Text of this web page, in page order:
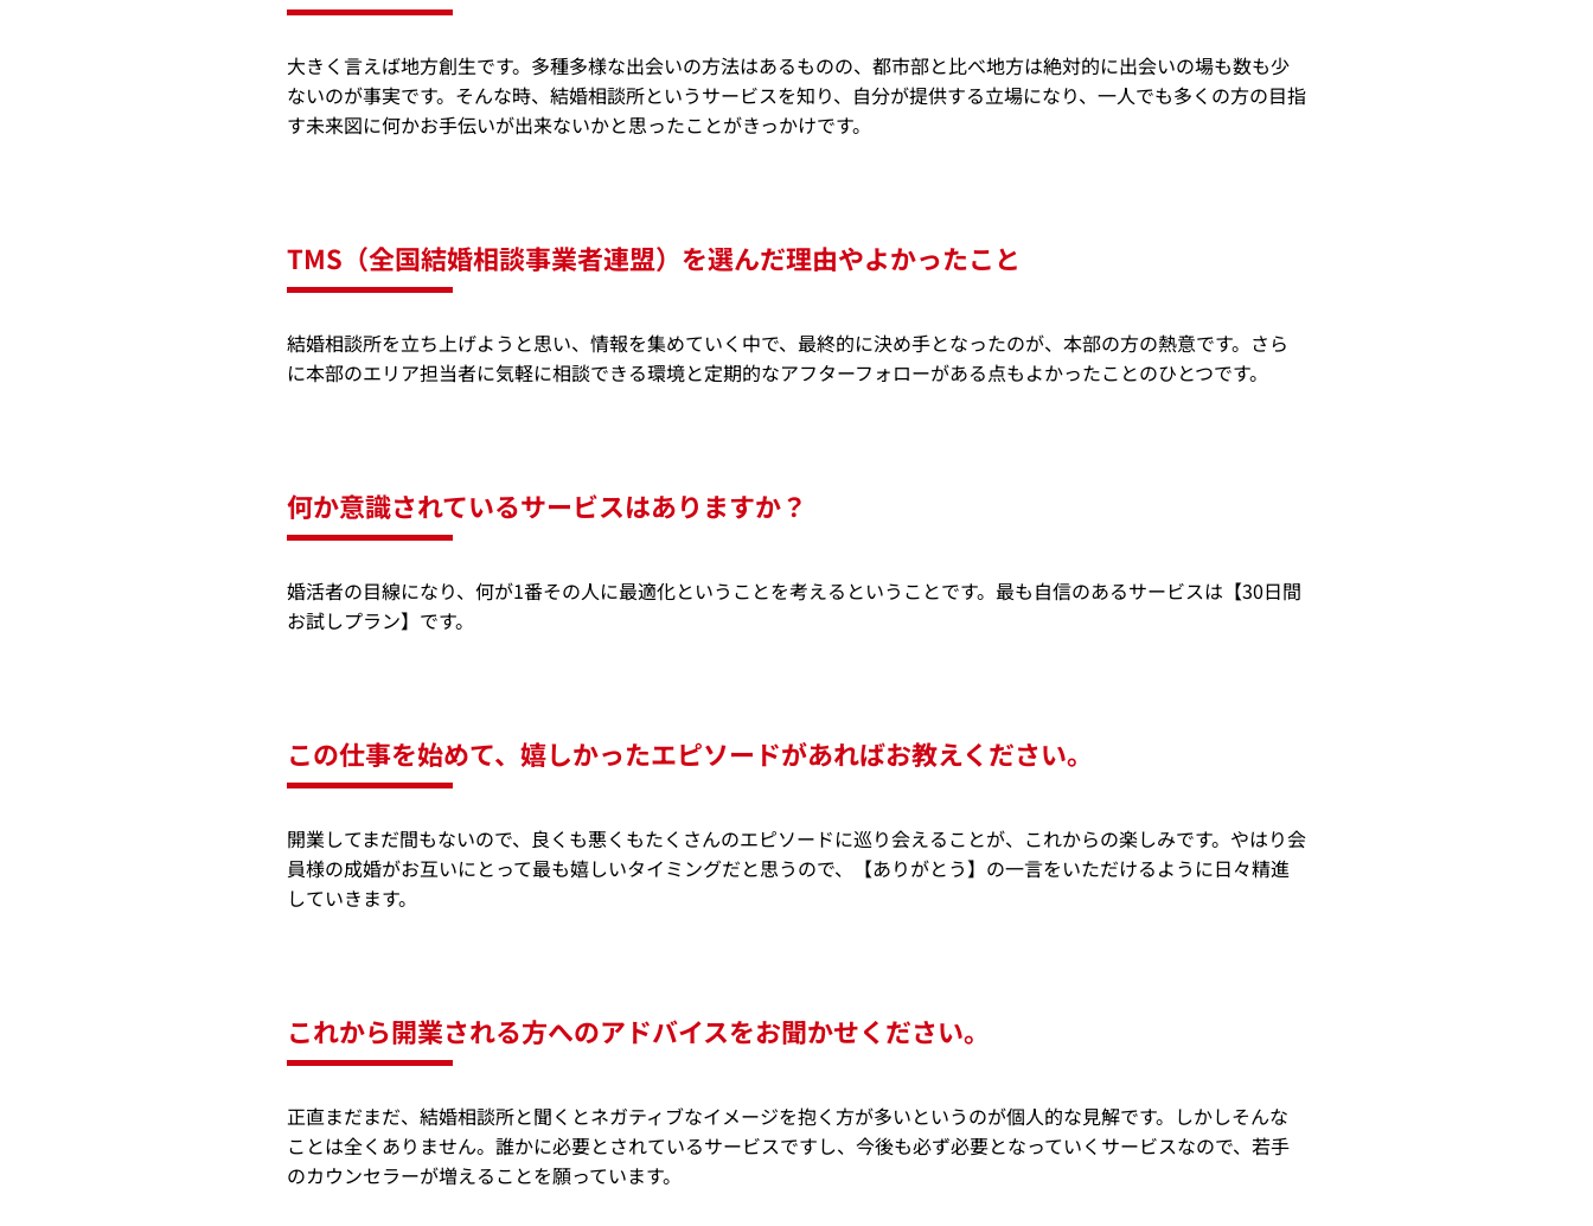
大きく言えば地方創生です。多種多様な出会いの方法はあるものの、都市部と比べ地方は絶対的に出会いの場も数も少
ないのが事実です。そんな時、結婚相談所というサービスを知り、自分が提供する立場になり、一人でも多くの方の目指
す未来図に何かお手伝いが出来ないかと思ったことがきっかけです。
TMS（全国結婚相談事業者連盟）を選んだ理由やよかったこと
結婚相談所を立ち上げようと思い、情報を集めていく中で、最終的に決め手となったのが、本部の方の熱意です。さら
に本部のエリア担当者に気軽に相談できる環境と定期的なアフターフォローがある点もよかったことのひとつです。
何か意識されているサービスはありますか？
婚活者の目線になり、何が1番その人に最適化ということを考えるということです。最も自信のあるサービスは【30日間
お試しプラン】です。
この仕事を始めて、嬉しかったエピソードがあればお教えください。
開業してまだ間もないので、良くも悪くもたくさんのエピソードに巡り会えることが、これからの楽しみです。やはり会
員様の成婚がお互いにとって最も嬉しいタイミングだと思うので、【ありがとう】の一言をいただけるように日々精進
していきます。
これから開業される方へのアドバイスをお聞かせください。
正直まだまだ、結婚相談所と聞くとネガティブなイメージを抱く方が多いというのが個人的な見解です。しかしそんな
ことは全くありません。誰かに必要とされているサービスですし、今後も必ず必要となっていくサービスなので、若手
のカウンセラーが増えることを願っています。